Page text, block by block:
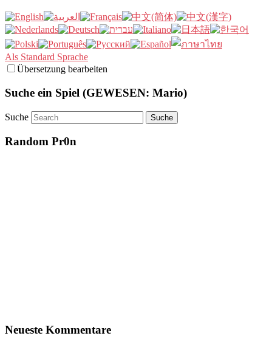
Als Standard Sprache
Übersetzung bearbeiten
Suche ein Spiel (GEWESEN: Mario)
Suche
Random Pr0n
Neueste Kommentare